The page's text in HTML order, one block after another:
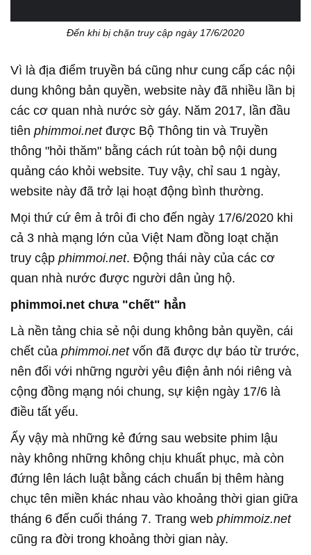
Đến khi bị chặn truy cập ngày 17/6/2020
Vì là địa điểm truyền bá cũng như cung cấp các nội
dung không bản quyền, website này đã nhiều lần bị
các cơ quan nhà nước sờ gáy. Năm 2017, lần đầu
tiên phimmoi.netđược Bộ Thông tin và Truyền
thông "hỏi thăm" bằng cách rút toàn bộ nội dung
quảng cáo khỏi website. Tuy vậy, chỉ sau 1 ngày,
website này đã trở lại hoạt động bình thường.
Mọi thứ cứ êm ả trôi đi cho đến ngày 17/6/2020 khi
cả 3 nhà mạng lớn của Việt Nam đồng loạt chặn
truy cập phimmoi.net. Động thái này của các cơ
quan nhà nước được người dân ủng hộ.
phimmoi.net chưa "chết" hẳn
Là nền tảng chia sẻ nội dung không bản quyền, cái
chết của phimmoi.netvốn đã được dự báo từ trước,
nên đối với những người yêu điện ảnh nói riêng và
cộng đồng mạng nói chung, sự kiện ngày 17/6 là
điều tất yếu.
Ấy vậy mà những kẻ đứng sau website phim lậu
này không những không chịu khuất phục, mà còn
đứng lên lách luật bằng cách chuẩn bị thêm hàng
chục tên miền khác nhau vào khoảng thời gian giữa
tháng 6 đến cuối tháng 7. Trang web phimmoiz.net
cũng ra đời trong khoảng thời gian này.